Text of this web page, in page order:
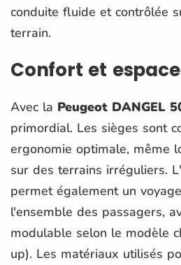
conduite fluide et contrôlée
terrain.
Confort et espace
Avec la Peugeot DANGEL
primordial. Les sièges sont
ergonomie optimale, même
sur des terrains irréguliers.
permet également un
l'ensemble des passagers,
modulable selon le modèle
up). Les matériaux utilisés